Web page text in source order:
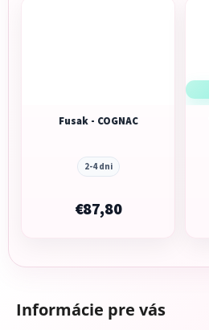
Fusak - COGNAC
2-4 dni
€87,80
Informácie pre vás